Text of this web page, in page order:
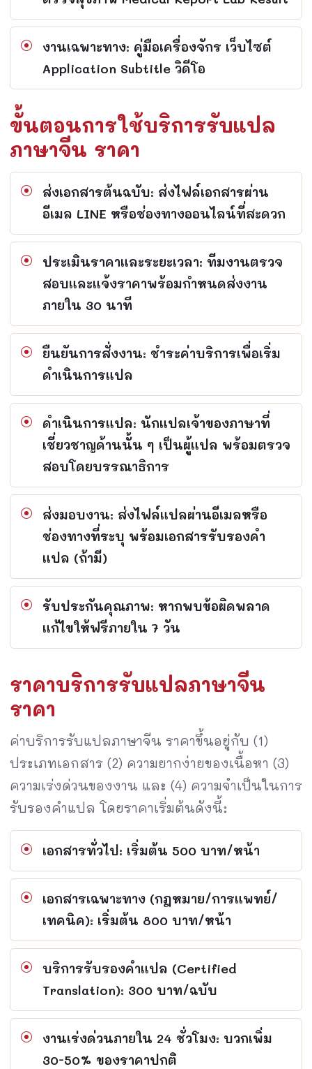
งานเฉพาะทาง: คู่มือเครื่องจักร เว็บไซต์
Application Subtitle วิดีโอ
ขั้นตอนการใช้บริการรับแปล
ภาษาจีน ราคา
ส่งเอกสารต้นฉบับ: ส่งไฟล์เอกสารผ่าน
อีเมล LINE หรือช่องทางออนไลน์ที่สะดวก
ประเมินราคาและระยะเวลา: ทีมงานตรวจ
สอบและแจ้งราคาพร้อมกำหนดส่งงาน
ภายใน 30 นาที
ยืนยันการสั่งงาน: ชำระค่าบริการเพื่อเริ่ม
ดำเนินการแปล
ดำเนินการแปล: นักแปลเจ้าของภาษาที่
เชี่ยวชาญด้านนั้น ๆ เป็นผู้แปล พร้อมตรวจ
สอบโดยบรรณาธิการ
ส่งมอบงาน: ส่งไฟล์แปลผ่านอีเมลหรือ
ช่องทางที่ระบุ พร้อมเอกสารรับรองคำ
แปล (ถ้ามี)
รับประกันคุณภาพ: หากพบข้อผิดพลาด
แก้ไขให้ฟรีภายใน 7 วัน
ราคาบริการรับแปลภาษาจีน
ราคา
ค่าบริการรับแปลภาษาจีน ราคาขึ้นอยู่กับ (1)
ประเภทเอกสาร (2) ความยากง่ายของเนื้อหา (3)
ความเร่งด่วนของงาน และ (4) ความจำเป็นในการ
รับรองคำแปล โดยราคาเริ่มต้นดังนี้:
เอกสารทั่วไป: เริ่มต้น 500 บาท/หน้า
เอกสารเฉพาะทาง (กฎหมาย/การแพทย์/
เทคนิค): เริ่มต้น 800 บาท/หน้า
บริการรับรองคำแปล (Certified
Translation): 300 บาท/ฉบับ
งานเร่งด่วนภายใน 24 ชั่วโมง: บวกเพิ่ม
30-50% ของราคาปกติ